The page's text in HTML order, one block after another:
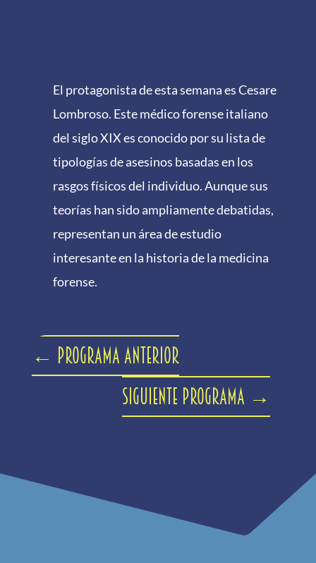
El protagonista de esta semana es Cesare
Lombroso. Este médico forense italiano
del siglo XIX es conocido por su lista de
tipologías de asesinos basadas en los
rasgos físicos del individuo. Aunque sus
teorías han sido ampliamente debatidas,
representan un área de estudio
interesante en la historia de la medicina
forense.
← Programa anterior
Siguiente programa →